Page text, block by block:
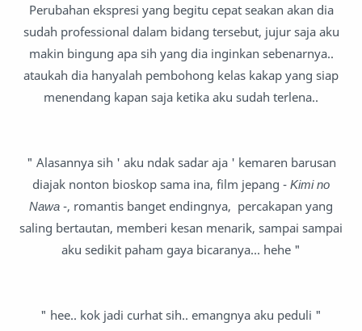
Perubahan ekspresi yang begitu cepat seakan akan dia
sudah professional dalam bidang tersebut, jujur saja aku
makin bingung apa sih yang dia inginkan sebenarnya..
ataukah dia hanyalah pembohong kelas kakap yang siap
menendang kapan saja ketika aku sudah terlena..
" Alasannya sih ' aku ndak sadar aja ' kemaren barusan
diajak nonton bioskop sama ina, film jepang - Kimi no
Nawa -, romantis banget endingnya, percakapan yang
saling bertautan, memberi kesan menarik, sampai sampai
aku sedikit paham gaya bicaranya... hehe "
" hee.. kok jadi curhat sih.. emangnya aku peduli "